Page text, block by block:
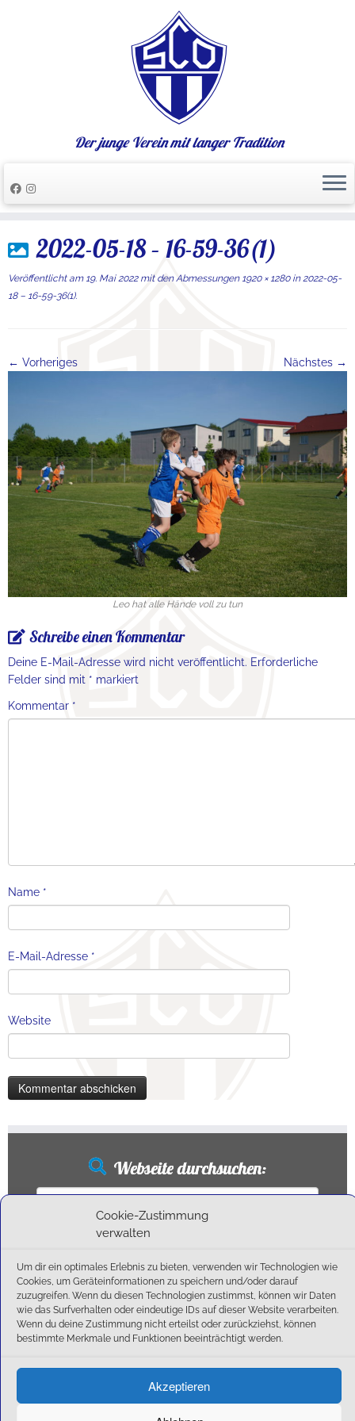
Cookie-Zustimmung
verwalten
Um dir ein optimales Erlebnis zu bieten, verwenden wir Technologien wie
Cookies, um Geräteinformationen zu speichern und/oder darauf
zuzugreifen. Wenn du diesen Technologien zustimmst, können wir Daten
wie das Surfverhalten oder eindeutige IDs auf dieser Website verarbeiten.
Wenn du deine Zustimmung nicht erteilst oder zurückziehst, können
bestimmte Merkmale und Funktionen beeinträchtigt werden.
Akzeptieren
Inhalt
Der junge Verein mit langer Tradition
2022-05-18 – 16-59-36(1)
Veröffentlicht am 19. Mai 2022mit den Abmessungen1920 × 1280in2022-05-
18 – 16-59-36(1).
← Vorheriges Nächstes →
Leo hat alle Hände voll zu tun
Schreibe einen Kommentar
Deine E-Mail-Adresse wird nicht veröffentlicht. Erforderliche
Felder sind mit * markiert
Kommentar *
Name *
E-Mail-Adresse *
Website
Webseite durchsuchen:
Suchen
Neueste Beiträge
Ballschule erweitert!
6:1-Triumph im Heimfinale: Der SC Olching schießt sich zurück in die Landesliga!
Außensaison 2025
Start am 01. September!